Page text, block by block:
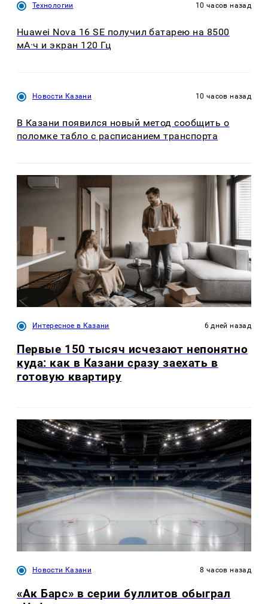
Технологии 10 часов назад
Huawei Nova 16 SE получил батарею на 8500
мА·ч и экран 120 Гц
Новости Казани 10 часов назад
В Казани появился новый метод сообщить о
поломке табло с расписанием транспорта
Интересное в Казани 6 дней назад
Первые 150 тысяч исчезают непонятно
куда: как в Казани сразу заехать в
готовую квартиру
Новости Казани 8 часов назад
«Ак Барс» в серии буллитов обыграл